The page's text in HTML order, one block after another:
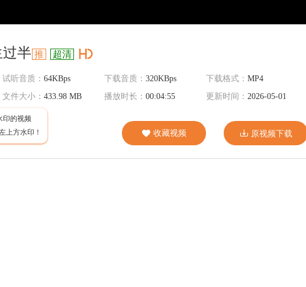
过半 推 超清
试听音质： 64KBps 下载音质： 320KBps 下载格式： MP4
文件大小： 433.98 MB 播放时长： 00:04:55 更新时间： 2026-05-01
收藏视频 原视频下载
印的视频
上方水印！